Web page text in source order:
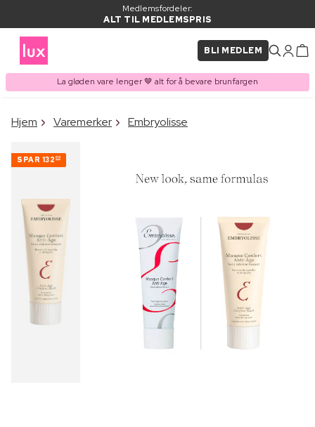
Medlemsfordeler:
ALT TIL MEDLEMSPRIS
BLI MEDLEM
La gløden vare lenger 🤎 alt for å bevare brunfargen
VARE LAGT I
Kjøpes ofte sammen med
Hjem Varemerker Embryolisse
SPAR 132 00